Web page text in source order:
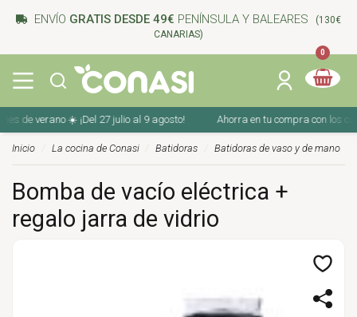
ENVÍO GRATIS DESDE 49€ PENÍNSULA Y BALEARES
(130€
CANARIAS)
0
de verano ☀️ ¡Del 27 julio al 9 agosto! Ahorra en tu compra con los
Inicio La cocina de Conasi Batidoras Batidoras de vaso y de mano
Bomba de vacío eléctrica +
regalo jarra de vidrio